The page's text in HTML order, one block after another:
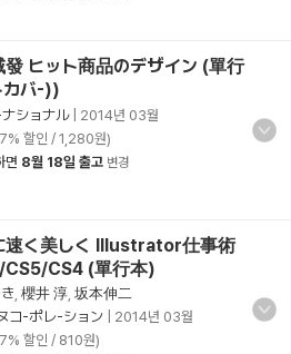
ヒット商品のデザイン (單行
カバ-))
ショナル| 2014년 03월
할인 / 1,280원)
면 8월 18일 출고 변경
速く美しく Illustrator仕事術
CS4 (單行本)
櫻井 淳 坂本伸二
コ-ポレ-ション
2014년 03월
할인 / 810원)